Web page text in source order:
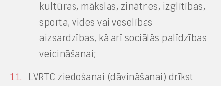
kultūras, mākslas, zinātnes, izglītības,
sporta, vides vai veselības
aizsardzības, kā arī sociālās palīdzības
veicināšanai;
LVRTC ziedošanai (dāvināšanai) drīkst